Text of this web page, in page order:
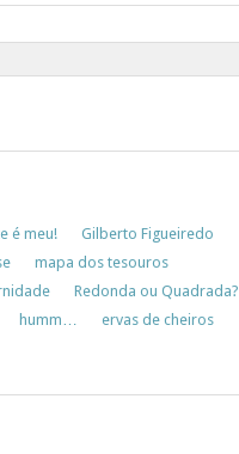
é meu!
Gilberto Figueiredo
mapa dos tesouros
Redonda ou Quadrada?
humm…
ervas de cheiros